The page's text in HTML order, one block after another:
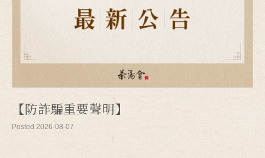
【防詐騙重要聲明】
Posted 2026-08-07